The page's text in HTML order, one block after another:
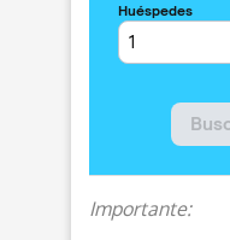
Importante: